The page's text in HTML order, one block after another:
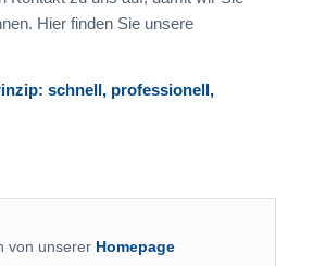
Hier finden Sie unsere
schnell, professionell,
von unserer Homepage